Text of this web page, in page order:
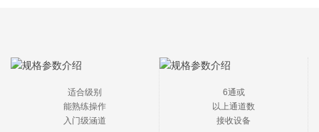
适合级别
能熟练操作
入门级涵道
6通或
以上通道数
接收设备